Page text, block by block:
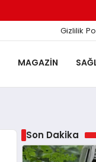
Gizlilik
MAGAZIN
Son Dakika